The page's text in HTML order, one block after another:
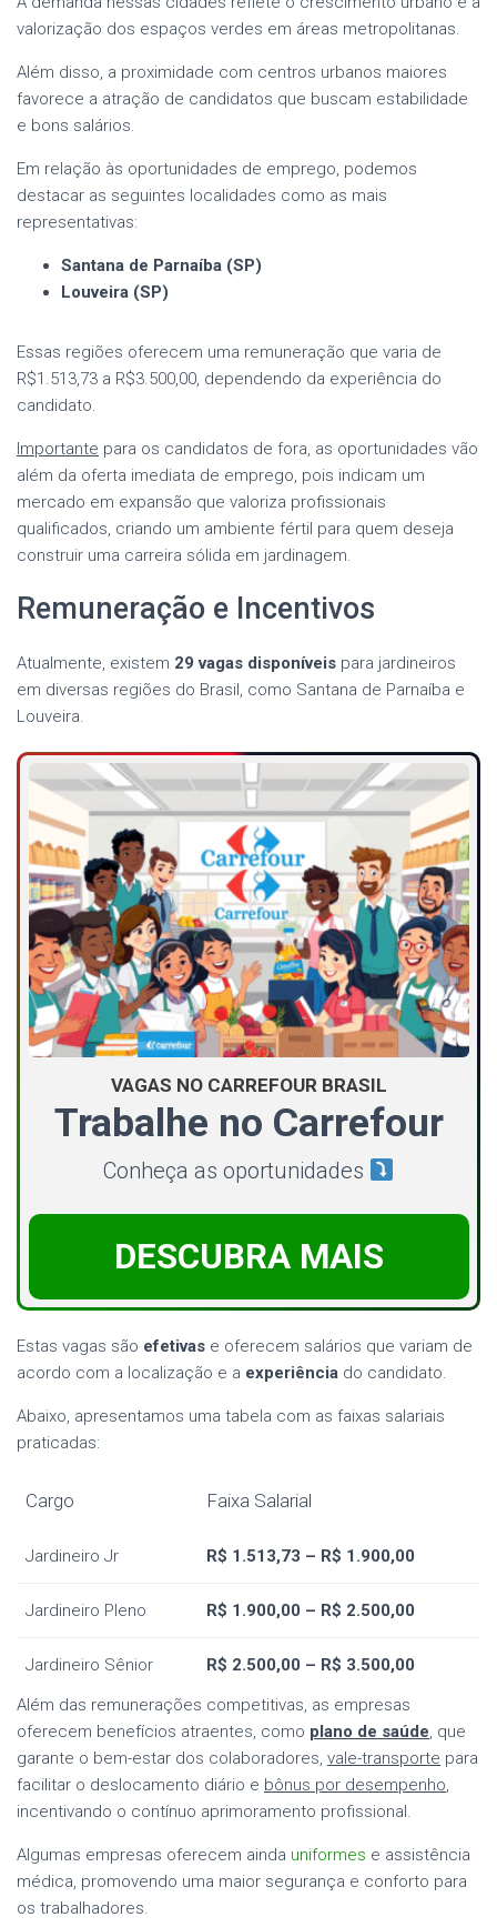
valorização dos espaços verdes em áreas metropolitanas.
Além disso, a proximidade com centros urbanos maiores
favorece a atração de candidatos que buscam estabilidade
e bons salários.
Em relação às oportunidades de emprego, podemos
destacar as seguintes localidades como as mais
representativas:
Santana de Parnaíba (SP)
Louveira (SP)
Essas regiões oferecem uma remuneração que varia de
R$1.513,73 a R$3.500,00, dependendo da experiência do
candidato.
Importante para os candidatos de fora, as oportunidades vão
além da oferta imediata de emprego, pois indicam um
mercado em expansão que valoriza profissionais
qualificados, criando um ambiente fértil para quem deseja
construir uma carreira sólida em jardinagem.
Remuneração e Incentivos
Atualmente, existem 29 vagas disponíveis para jardineiros
em diversas regiões do Brasil, como Santana de Parnaíba e
Louveira.
VAGAS NO CARREFOUR BRASIL
Trabalhe no Carrefour
Conheça as oportunidades
DESCUBRA MAIS
Estas vagas são efetivas e oferecem salários que variam de
acordo com a localização e a experiência do candidato.
Abaixo, apresentamos uma tabela com as faixas salariais
praticadas:
Cargo Faixa Salarial
Jardineiro Jr R$ 1.513,73 – R$ 1.900,00
Jardineiro Pleno R$ 1.900,00 – R$ 2.500,00
Jardineiro Sênior
R$ 2.500,00 – R$ 3.500,00
Além das remunerações competitivas, as empresas
oferecem benefícios atraentes, como plano de saúde, que
garante o bem-estar dos colaboradores, vale-transporte para
facilitar o deslocamento diário e bônus por desempenho,
incentivando o contínuo aprimoramento profissional.
Algumas empresas oferecem ainda uniformes e assistência
médica, promovendo uma maior segurança e conforto para
os trabalhadores.